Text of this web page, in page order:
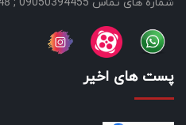
پست های اخیر